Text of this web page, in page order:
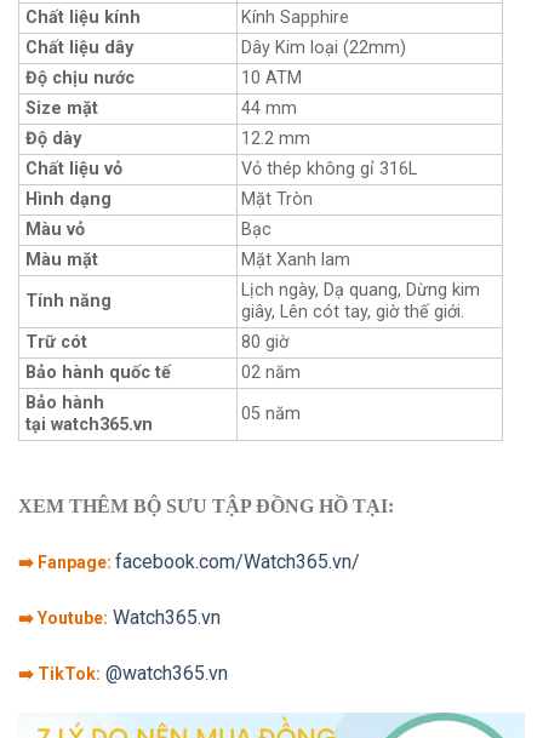
Chất liệu kính
Kính Sapphire
Chất liệu dây
Dây Kim loại (22mm)
Độ chịu nước
10 ATM
Size mặt
44 mm
Độ dày
12.2 mm
Chất liệu vỏ
Vỏ thép không gỉ 316L
Hình dạng
Mặt Tròn
Màu vỏ
Bạc
Màu mặt
Mặt Xanh lam
Tính năng
Lịch ngày, Dạ quang, Dừng kim
giây, Lên cót tay, giờ thế giới.
Trữ cót
80 giờ
Bảo hành quốc tế
02 năm
Bảo hành
tại watch365.vn
05 năm
XEM THÊM BỘ SƯU TẬP ĐỒNG HỒ TẠI:
➡️ Fanpage: facebook.com/Watch365.vn/
➡️ Youtube: Watch365.vn
➡️ TikTok: @watch365.vn